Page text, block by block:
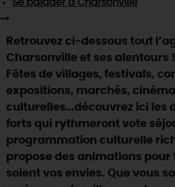
Visitesgourmandesetcréatives
Chic,une aire de pique-nique
Par ici lesguinguettes
Que rapporter du Loiret ?
La Route desMétiers d'Art
TOUT L'ART DE
(re)Découvrir les coulisses
Expérimenterles
Une saison de
Rendez-vous de la
Programme des animations
SE REPÉRER,SE
INFOS &
RÉSERVER
Se balader à Charsonville
Retrouvez ci-dessous tout
Charsonville et ses alentours !
Fêtes de villages, festivals,
expositions, marchés,
culturelles…découvrez ici les
forts qui rythmeront vote
programmation culturelle
propose des animations pour
soient vos envies. Que vous